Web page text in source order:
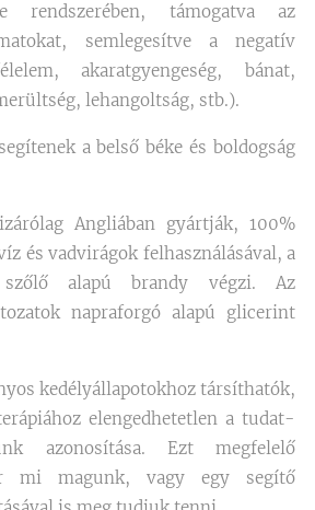
rendszerében, támogatva az
semlegesítve a negatív
akaratgyengeség, bánat,
lehangoltság, stb.).
a belső béke és boldogság
Angliában gyártják, 100%
és vadvirágok felhasználásával, a
alapú brandy végzi. Az
napraforgó alapú glicerint
kedélyállapotokhoz társíthatók,
elengedhetetlen a tudat-
azonosítása. Ezt megfelelő
mi magunk, vagy egy segítő